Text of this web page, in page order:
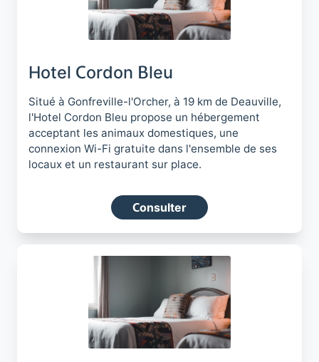
Hotel Cordon Bleu
Situé à Gonfreville-l'Orcher, à 19 km de Deauville,
l'Hotel Cordon Bleu propose un hébergement
acceptant les animaux domestiques, une
connexion Wi-Fi gratuite dans l'ensemble de ses
locaux et un restaurant sur place.
Consulter